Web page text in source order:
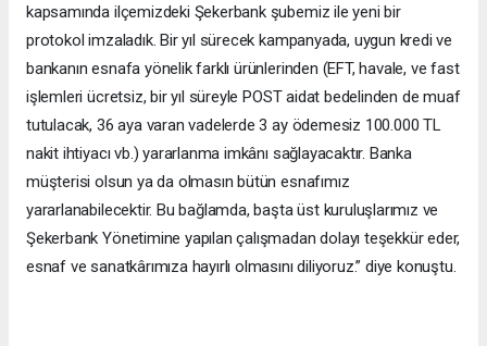
kapsamında ilçemizdeki Şekerbank şubemiz ile yeni bir
protokol imzaladık. Bir yıl sürecek kampanyada, uygun kredi ve
bankanın esnafa yönelik farklı ürünlerinden (EFT, havale, ve fast
işlemleri ücretsiz, bir yıl süreyle POST aidat bedelinden de muaf
tutulacak, 36 aya varan vadelerde 3 ay ödemesiz 100.000 TL
nakit ihtiyacı vb.) yararlanma imkânı sağlayacaktır. Banka
müşterisi olsun ya da olmasın bütün esnafımız
yararlanabilecektir. Bu bağlamda, başta üst kuruluşlarımız ve
Şekerbank Yönetimine yapılan çalışmadan dolayı teşekkür eder,
esnaf ve sanatkârımıza hayırlı olmasını diliyoruz.” diye konuştu.